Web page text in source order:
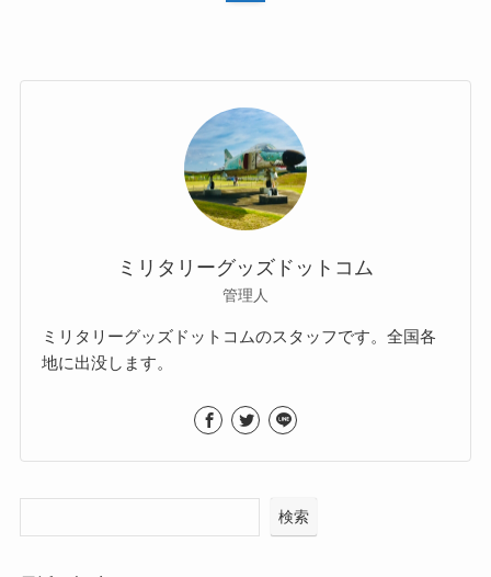
ミリタリーグッズドットコム
管理人
ミリタリーグッズドットコムのスタッフです。全国各
地に出没します。
検索